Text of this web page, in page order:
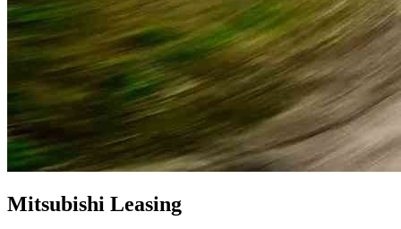
Mitsubishi Leasing